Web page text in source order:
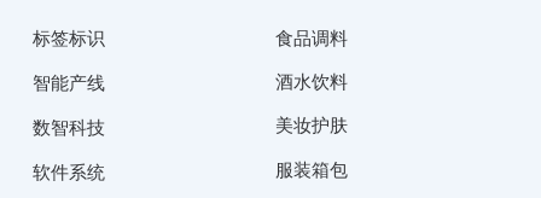
标签标识
智能产线
数智科技
软件系统
食品调料
酒水饮料
美妆护肤
服装箱包